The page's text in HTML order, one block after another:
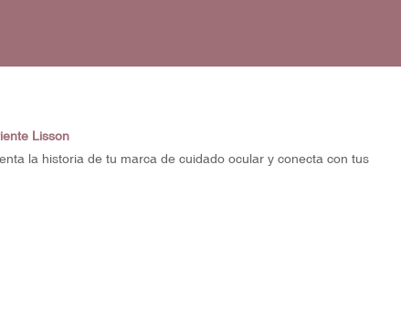
Lisson
la historia de tu marca de cuidado ocular y conecta con tus